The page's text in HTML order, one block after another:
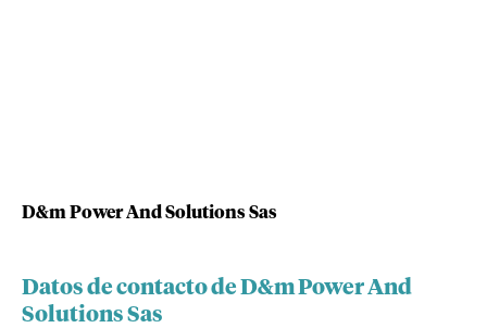
D&m Power And Solutions Sas
Datos de contacto de D&m Power And
Solutions Sas